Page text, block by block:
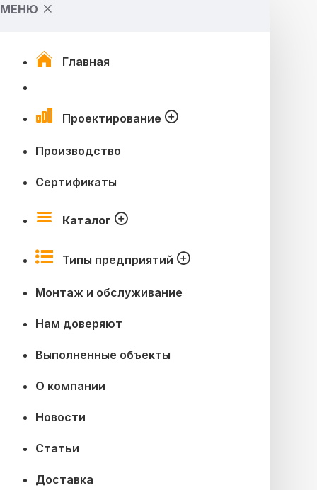
МЕНЮ
Главная
Проектирование
Производство
Сертификаты
Каталог
Типы предприятий
Монтаж и обслуживание
Нам доверяют
Выполненные объекты
О компании
Новости
Статьи
Доставка